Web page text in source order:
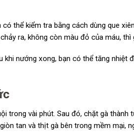
thể kiểm tra bằng cách dùng que
ra, không còn màu đỏ của máu, thì
nướng xong, bạn có thể tăng nhiệt
trong vài phút. Sau đó, chặt gà
tan và thịt gà bên trong mềm mại,